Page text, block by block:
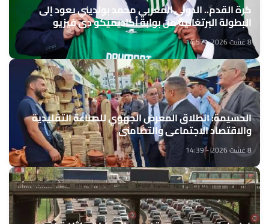
كرة القدم.. الدولي المغربي محمد بولديني يعود إلى
البطولة البرتغالية من بوابة أكاديميكو دي فيزيو
8 غشت 2026 - 14:57
الحسيمة: انطلاق المعرض الجهوي للصناعة التقليدية
والاقتصاد الاجتماعي والتضامني
8 غشت 2026 - 14:39